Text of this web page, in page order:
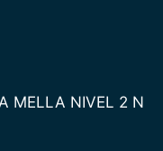
MELLA NIVEL 2 N